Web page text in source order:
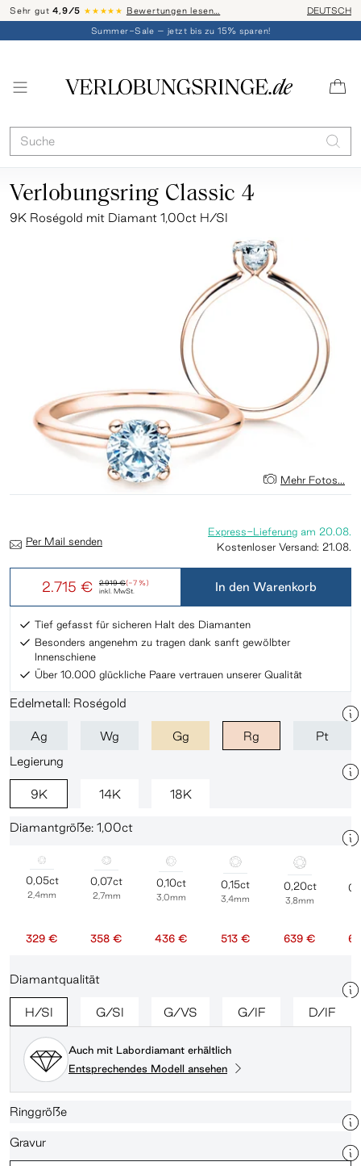
Sehr gut4,9/5 ★★★★★ Bewertungen lesen… Telefon-
DEUTSCH
Summer-Sale – jetzt bis zu 15% sparen!
Verlobungsring Classic 4
9K Roségold mit Diamant 1,00ct H/SI
Mehr Fotos...
2.919 €(-7 %)
2.715 € inkl. MwSt.
Express-Lieferung am 20.08.
Kostenloser Versand: 21.08.
Per Mail senden
In den Warenkorb
Tief gefasst für sicheren Halt des Diamanten
Besonders angenehm zu tragen dank sanft gewölbter
Innenschiene
Über 10.000 glückliche Paare vertrauen unserer Qualität
Edelmetall: Roségold
Ag Wg Gg Rg
Pt
Legierung
9K 14K 18K
Diamantgröße: 1,00ct
0,05ct
2,4mm
329 €
0,07ct
2,7mm
358 €
0,10ct
3,0mm
436 €
0,15ct
3,4mm
513 €
0,20ct
3,8mm
639 €
Diamantqualität
H/SI G/SI G/VS G/IF D/IF
Auch mit Labordiamant erhältlich
Entsprechendes Modell ansehen
Ringgröße
Gravur